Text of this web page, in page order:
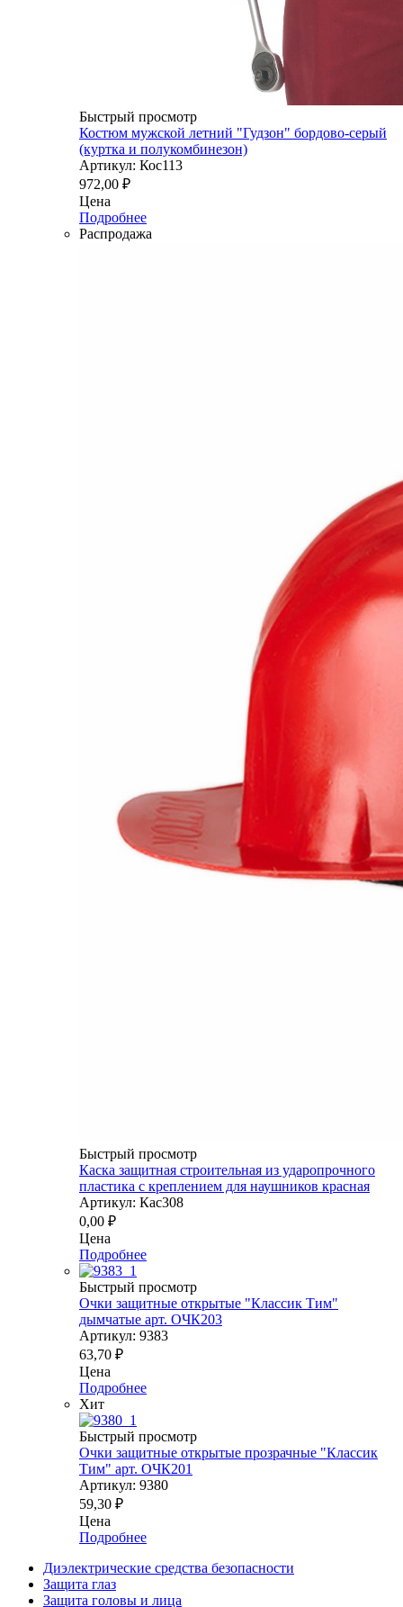
Быстрый просмотр
Костюм мужской летний "Гудзон" бордово-серый
(куртка и полукомбинезон)
Артикул: Кос113
972,00 ₽
Цена
Подробнее
Распродажа
Быстрый просмотр
Каска защитная строительная из ударопрочного
пластика с креплением для наушников красная
Артикул: Кас308
0,00 ₽
Цена
Подробнее
Быстрый просмотр
Очки защитные открытые "Классик Тим"
дымчатые арт. ОЧК203
Артикул: 9383
63,70 ₽
Цена
Подробнее
Хит
Быстрый просмотр
Очки защитные открытые прозрачные "Классик
Тим" арт. ОЧК201
Артикул: 9380
59,30 ₽
Цена
Подробнее
Диэлектрические средства безопасности
Защита глаз
Защита головы и лица